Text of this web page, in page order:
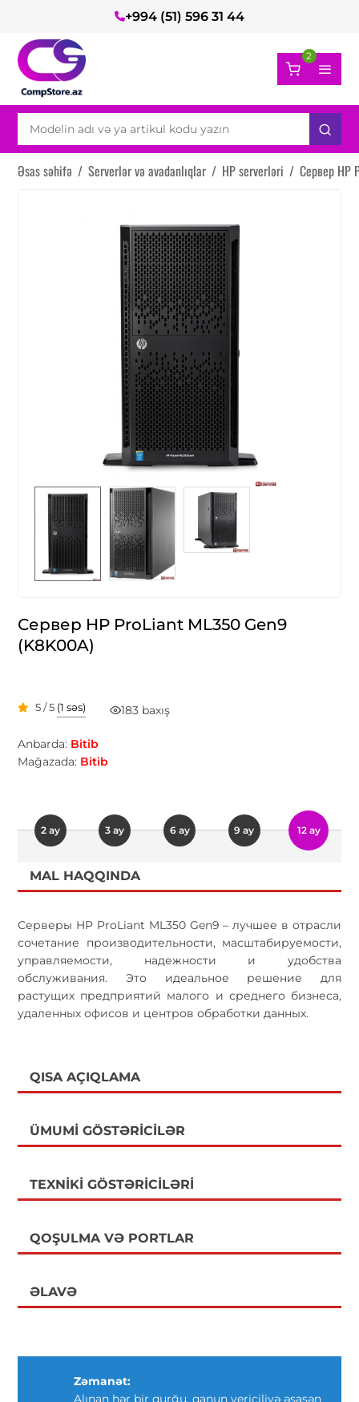
+994 (51) 596 31 44
2
Əsas səhifə / Serverlər və avadanlıqlar / HP serverləri / Сервер HP
Сервер HP ProLiant ML350 Gen9
(K8K00A)
5 / 5 (1 səs) 183 baxış
Anbarda: Bitib
Mağazada: Bitib
2 ay 3 ay 6 ay 9 ay 12 ay
MAL HAQQINDA
Серверы HP ProLiant ML350 Gen9 – лучшее в отрасли
сочетание производительности, масштабируемости,
управляемости, надежности и удобства
обслуживания. Это идеальное решение для
растущих предприятий малого и среднего бизнеса,
удаленных офисов и центров обработки данных.
QISA AÇIQLAMA
ÜMUMI GÖSTƏRICILƏR
TEXNIKI GÖSTƏRICILƏRI
QOŞULMA VƏ PORTLAR
ƏLAVƏ
Zəmanət:
Alınan hər bir qurğu, qanun vericiliyə əsasən